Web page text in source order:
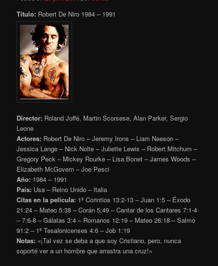
Título: Robert De Niro 1984 – 1991
Director: Roland Joffé, Martin Scorsese, Alan Parker, Sergio
Leone
Actores: Robert De Niro – Jeremy Irons – Liam Neeson –
Jessica Lange – Nick Nolte – Juliette Lewis – Robert Mitchum –
Gregory Peck – Mickey Rourke – Lisa Bonet – James Woods –
Elizabeth McGovern – Joe Pesci
Año: 1984 – 1991
País: Usa – Reino Unido – Italia
Citas en la película: 1ª Corintios 13:2-13 – Juan 1:5 – Éxodo
21:24 – Mateo 5:38 – Corán 5:49 – Cantar de los Cantares 7:1-4
– 7:6-8 – Gálatas 3:4 – Romanos 12:19 – Mateo 26:18 – Salmo
91:2 – 1ª Tesalonicenses 4:6 – Job 1:19
Notas: «¡Tal vez se deba a que soy Cristiano, pero, nunca
soporté ver a un hombre que arrastra una cruz!»